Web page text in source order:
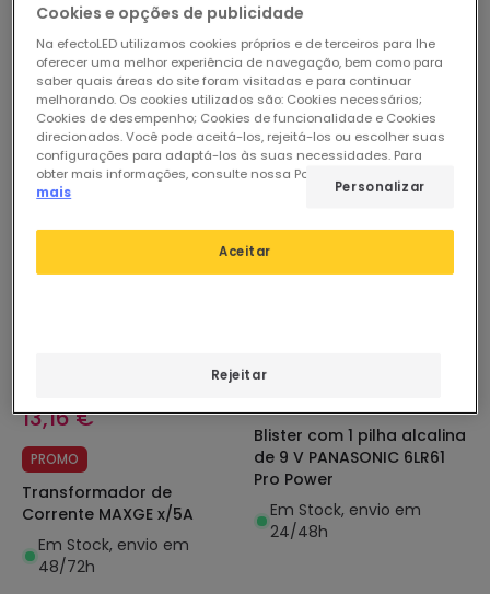
Pack 4 Pilhas Alcalinas
1,5V PANASONIC AA LR6PPG
Em Stock, envio em
24/48h
Em Stock, envio em
24/48h
-24%
13,16 €
PROMO
Transformador de
Corrente MAXGE x/5A
Em Stock, envio em
48/72h
Blister com 1 pilha alcalina
de 9 V PANASONIC 6LR61
Pro Power
Em Stock, envio em
24/48h
Cookies e opções de publicidade
Na efectoLED utilizamos cookies próprios e de terceiros para lhe
oferecer uma melhor experiência de navegação, bem como para
saber quais áreas do site foram visitadas e para continuar
melhorando. Os cookies utilizados são: Cookies necessários;
Cookies de desempenho; Cookies de funcionalidade e Cookies
direcionados. Você pode aceitá-los, rejeitá-los ou escolher suas
configurações para adaptá-los às suas necessidades. Para
obter mais informações, consulte nossa Política de Cookies.
mais
Rejeitar
Aceitar
Personalizar